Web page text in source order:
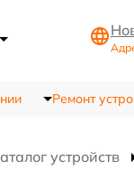
Ремонт
устройств